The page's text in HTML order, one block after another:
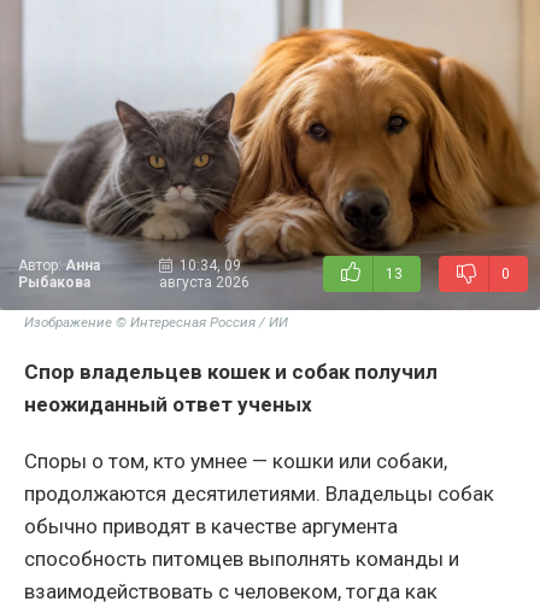
Автор:Анна
Рыбакова
10:34, 09
августа 2026
13 0
Изображение © Интересная Россия / ИИ
Спор владельцев кошек и собак получил
неожиданный ответ ученых
Споры о том, кто умнее — кошки или собаки,
продолжаются десятилетиями. Владельцы собак
обычно приводят в качестве аргумента
способность питомцев выполнять команды и
взаимодействовать с человеком, тогда как